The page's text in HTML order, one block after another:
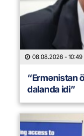
08.08.2026 - 10:49
“Ermənistan
dalanda idi”